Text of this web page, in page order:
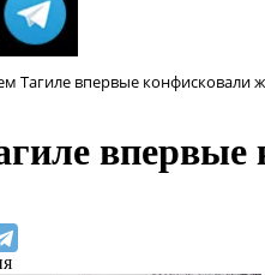
Тагиле впервые конфисковали
впервые